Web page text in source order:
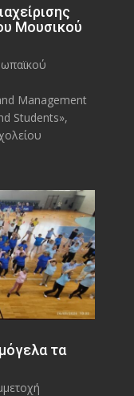
Μουσικού
Management
Students»,
τα